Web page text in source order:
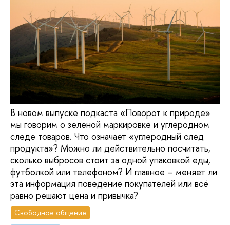
В новом выпуске подкаста «Поворот к природе»
мы говорим о зеленой маркировке и углеродном
следе товаров. Что означает «углеродный след
продукта»? Можно ли действительно посчитать,
сколько выбросов стоит за одной упаковкой еды,
футболкой или телефоном? И главное – меняет ли
эта информация поведение покупателей или всё
равно решают цена и привычка?
Свободное общение